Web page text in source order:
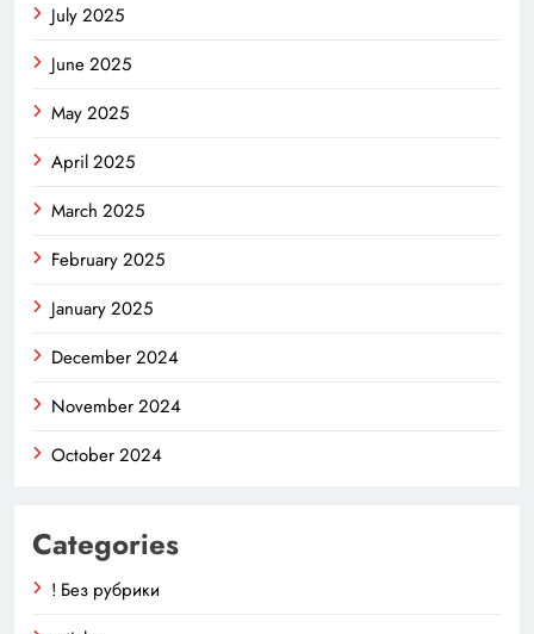
July 2025
June 2025
May 2025
April 2025
March 2025
February 2025
January 2025
December 2024
November 2024
October 2024
Categories
! Без рубрики